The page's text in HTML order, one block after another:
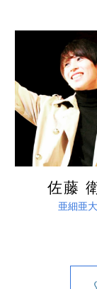
詳しく
佐藤
亜細亜